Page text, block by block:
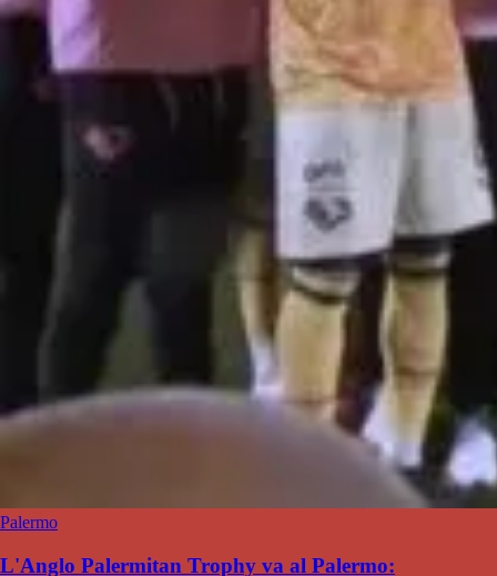
Palermo
L'Anglo Palermitan Trophy va al Palermo: